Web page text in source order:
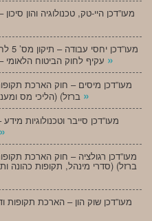
מעו”דכן היי-טק, טכנולוגיה והון
»
מעו”דכן מיסים – חוק הארכת
»
מעו”דכן סייבר וטכנולוגיות
»
מעו”דכן רגולציה – חוק הארכת
ברזל) (סדרי מינהל, תקופות כהונה ותאגידים),
מעו”דכן שוק הון – הארכת תקופות